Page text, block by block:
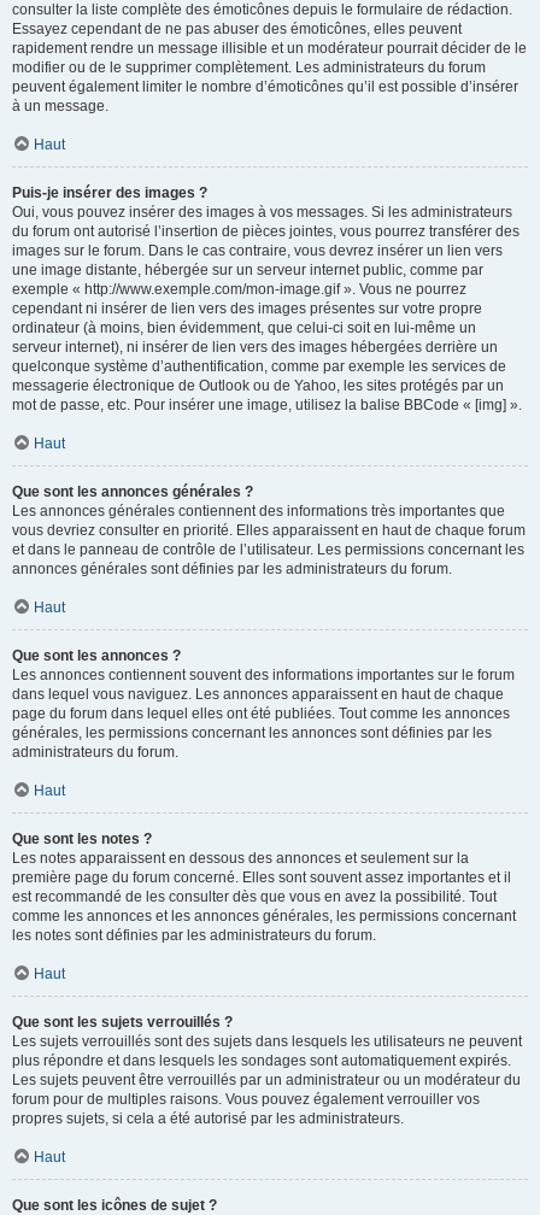
consulter la liste complète des émoticônes depuis le formulaire de rédaction.
Essayez cependant de ne pas abuser des émoticônes, elles peuvent
rapidement rendre un message illisible et un modérateur pourrait décider de le
modifier ou de le supprimer complètement. Les administrateurs du forum
peuvent également limiter le nombre d’émoticônes qu’il est possible d’insérer
à un message.
Haut
Puis-je insérer des images ?
Oui, vous pouvez insérer des images à vos messages. Si les administrateurs
du forum ont autorisé l’insertion de pièces jointes, vous pourrez transférer des
images sur le forum. Dans le cas contraire, vous devrez insérer un lien vers
une image distante, hébergée sur un serveur internet public, comme par
exemple « http://www.exemple.com/mon-image.gif ». Vous ne pourrez
cependant ni insérer de lien vers des images présentes sur votre propre
ordinateur (à moins, bien évidemment, que celui-ci soit en lui-même un
serveur internet), ni insérer de lien vers des images hébergées derrière un
quelconque système d’authentification, comme par exemple les services de
messagerie électronique de Outlook ou de Yahoo, les sites protégés par un
mot de passe, etc. Pour insérer une image, utilisez la balise BBCode « [img] ».
Haut
Que sont les annonces générales ?
Les annonces générales contiennent des informations très importantes que
vous devriez consulter en priorité. Elles apparaissent en haut de chaque forum
et dans le panneau de contrôle de l’utilisateur. Les permissions concernant les
annonces générales sont définies par les administrateurs du forum.
Haut
Que sont les annonces ?
Les annonces contiennent souvent des informations importantes sur le forum
dans lequel vous naviguez. Les annonces apparaissent en haut de chaque
page du forum dans lequel elles ont été publiées. Tout comme les annonces
générales, les permissions concernant les annonces sont définies par les
administrateurs du forum.
Haut
Que sont les notes ?
Les notes apparaissent en dessous des annonces et seulement sur la
première page du forum concerné. Elles sont souvent assez importantes et il
est recommandé de les consulter dès que vous en avez la possibilité. Tout
comme les annonces et les annonces générales, les permissions concernant
les notes sont définies par les administrateurs du forum.
Haut
Que sont les sujets verrouillés ?
Les sujets verrouillés sont des sujets dans lesquels les utilisateurs ne peuvent
plus répondre et dans lesquels les sondages sont automatiquement expirés.
Les sujets peuvent être verrouillés par un administrateur ou un modérateur du
forum pour de multiples raisons. Vous pouvez également verrouiller vos
propres sujets, si cela a été autorisé par les administrateurs.
Haut
Que sont les icônes de sujet ?